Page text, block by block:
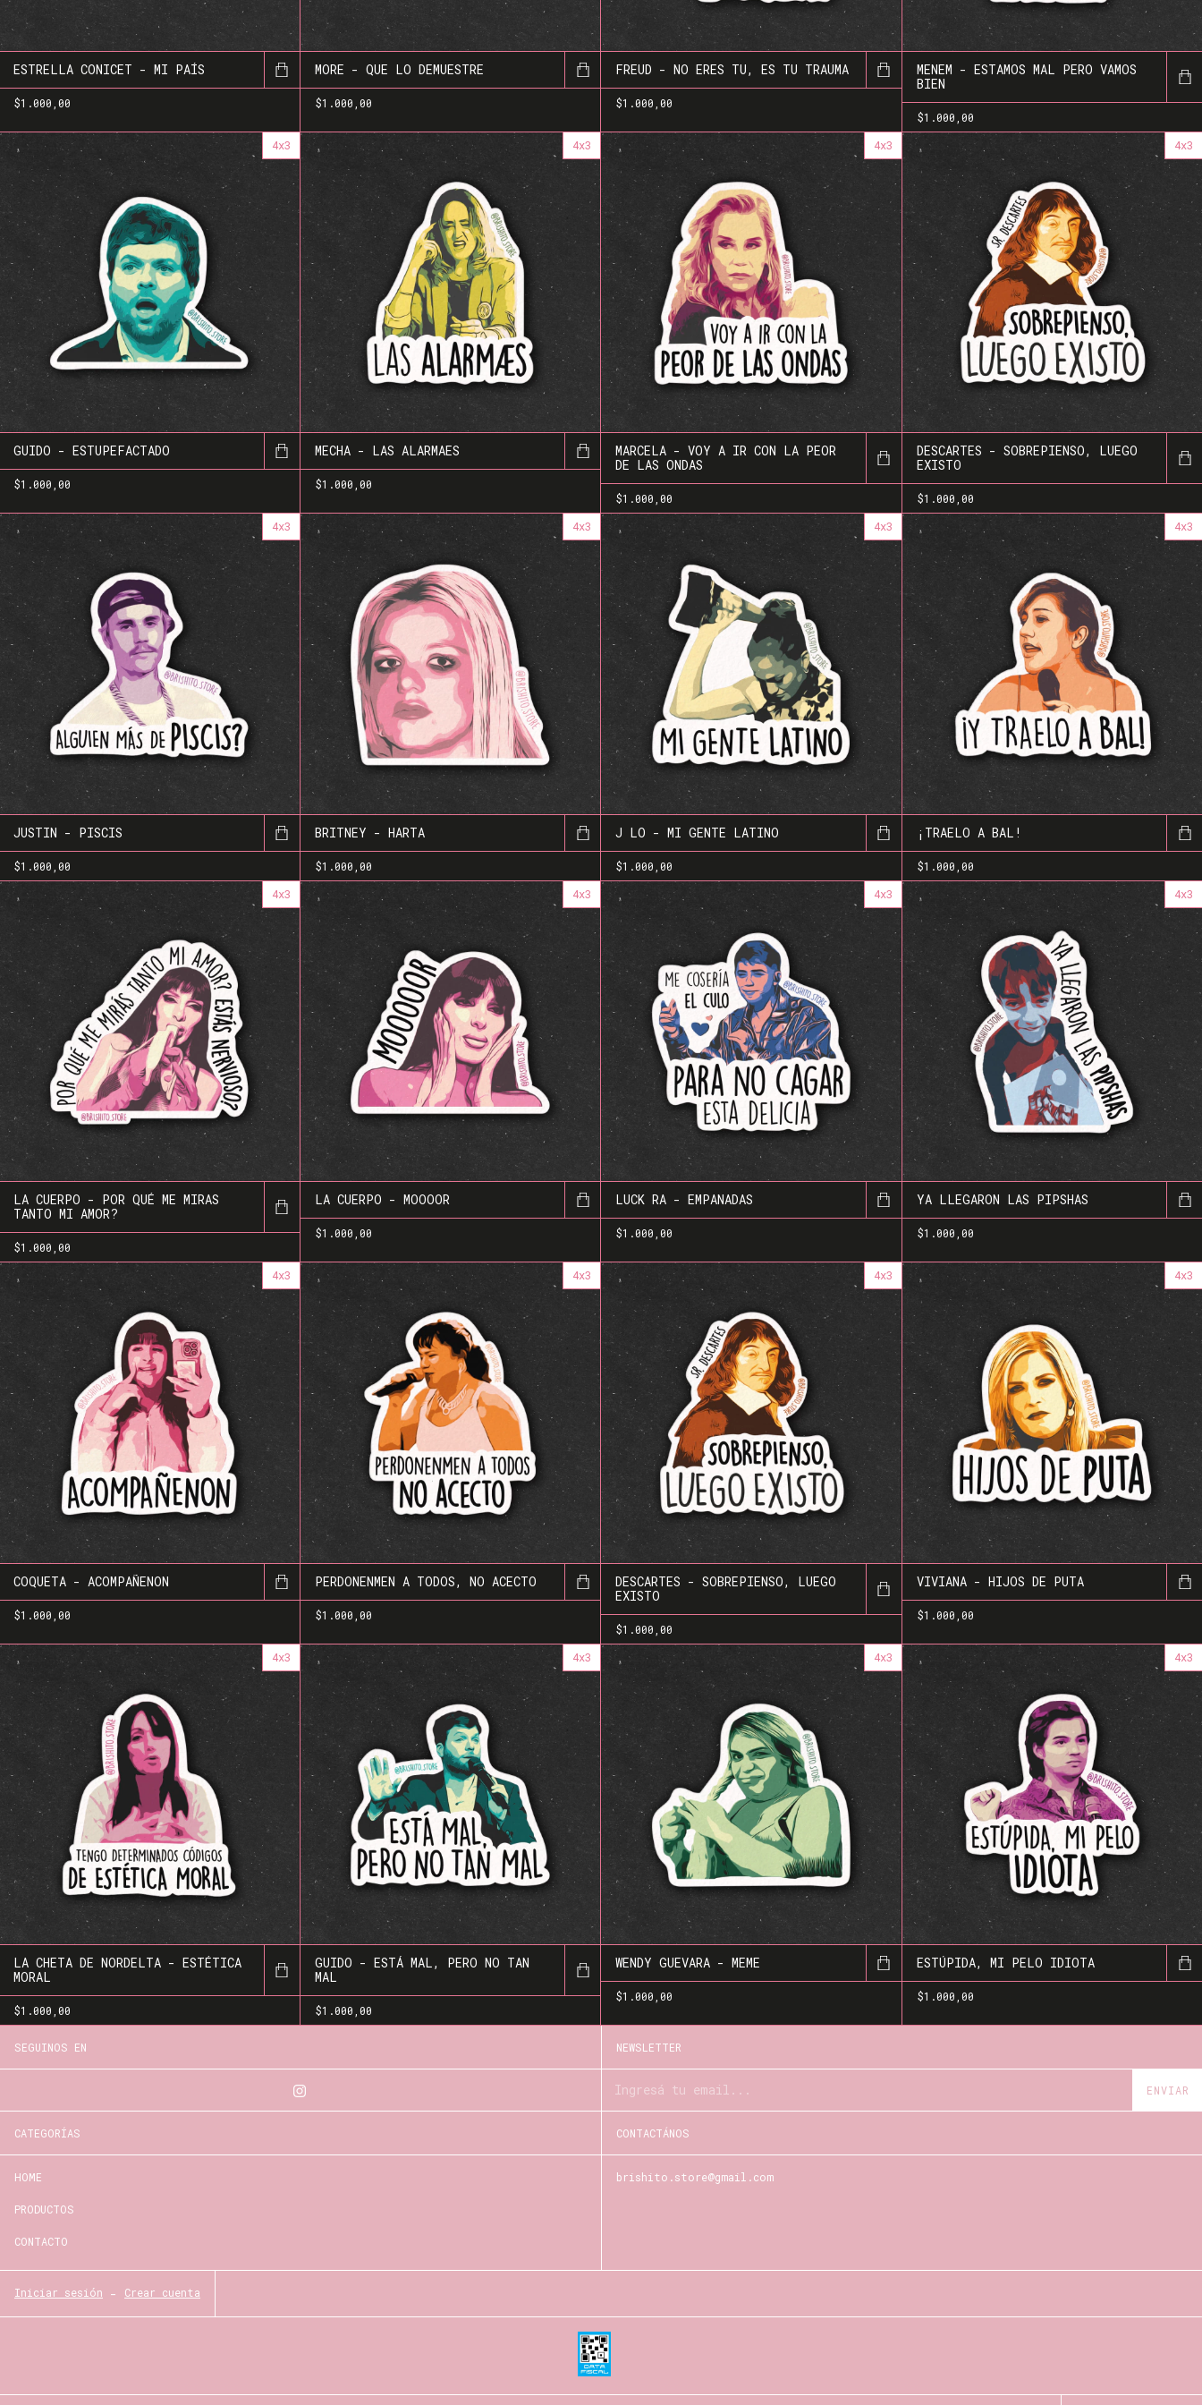
ESTRELLA CONICET - MI PAÍS
$1.000,00
MORE - QUE LO DEMUESTRE
$1.000,00
FREUD - NO ERES TU, ES TU TRAUMA
$1.000,00
MENEM - ESTAMOS MAL PERO VAMOS
BIEN
$1.000,00
4x3
GUIDO - ESTUPEFACTADO
$1.000,00
4x3
MECHA - LAS ALARMAES
$1.000,00
4x3
MARCELA - VOY A IR CON LA PEOR
DE LAS ONDAS
$1.000,00
4x3
DESCARTES - SOBREPIENSO, LUEGO
EXISTO
$1.000,00
4x3
JUSTIN - PISCIS
$1.000,00
4x3
BRITNEY - HARTA
$1.000,00
4x3
J LO - MI GENTE LATINO
$1.000,00
4x3
¡TRAELO A BAL!
$1.000,00
4x3
LA CUERPO - POR QUÉ ME MIRAS
TANTO MI AMOR?
$1.000,00
4x3
LA CUERPO - MOOOOR
$1.000,00
4x3
LUCK RA - EMPANADAS
$1.000,00
4x3
YA LLEGARON LAS PIPSHAS
$1.000,00
4x3
COQUETA - ACOMPAÑENON
$1.000,00
4x3
PERDONENMEN A TODOS, NO ACECTO
$1.000,00
4x3
DESCARTES - SOBREPIENSO, LUEGO
EXISTO
$1.000,00
4x3
VIVIANA - HIJOS DE PUTA
$1.000,00
4x3
LA CHETA DE NORDELTA - ESTÉTICA
MORAL
$1.000,00
4x3
GUIDO - ESTÁ MAL, PERO NO TAN
MAL
$1.000,00
4x3
WENDY GUEVARA - MEME
$1.000,00
4x3
ESTÚPIDA, MI PELO IDIOTA
$1.000,00
SEGUINOS EN NEWSLETTER
CATEGORÍAS
HOME
PRODUCTOS
CONTACTO
CONTACTÁNOS
brishito.store@gmail.com
Iniciar sesión - Crear cuenta